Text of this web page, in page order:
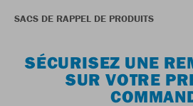
SACS DE RAPPEL DE PRODUITS
SÉCURISEZ UNE
SUR VOTRE